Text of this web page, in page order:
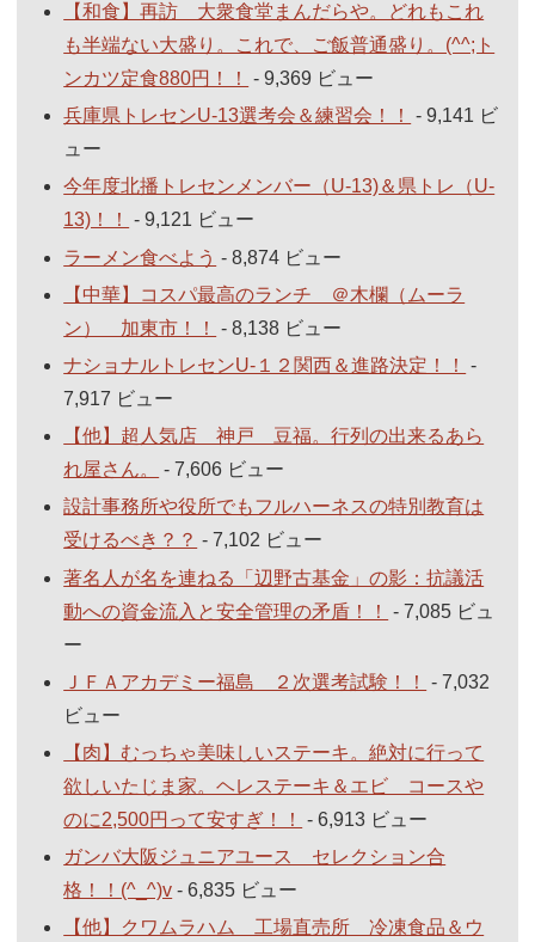
【和食】再訪 大衆食堂まんだらや。どれもこれ
も半端ない大盛り。これで、ご飯普通盛り。(^^;ト
ンカツ定食880円！！
- 9,369 ビュー
兵庫県トレセンU-13選考会＆練習会！！
- 9,141 ビ
ュー
今年度北播トレセンメンバー（U-13)＆県トレ（U-
13)！！
- 9,121 ビュー
ラーメン食べよう - 8,874 ビュー
【中華】コスパ最高のランチ ＠木欄（ムーラ
ン） 加東市！！
- 8,138 ビュー
ナショナルトレセンU-１２関西＆進路決定！！
-
7,917 ビュー
【他】超人気店 神戸 豆福。行列の出来るあら
れ屋さん。
- 7,606 ビュー
設計事務所や役所でもフルハーネスの特別教育は
受けるべき？？ - 7,102 ビュー
著名人が名を連ねる「辺野古基金」の影：抗議活
動への資金流入と安全管理の矛盾！！
- 7,085 ビュ
ー
ＪＦＡアカデミー福島 ２次選考試験！！
- 7,032
ビュー
【肉】むっちゃ美味しいステーキ。絶対に行って
欲しいたじま家。ヘレステーキ＆エビ コースや
のに2,500円って安すぎ！！
- 6,913 ビュー
ガンバ大阪ジュニアユース セレクション合
格！！(^_^)v - 6,835 ビュー
【他】クワムラハム 工場直売所 冷凍食品＆ウ